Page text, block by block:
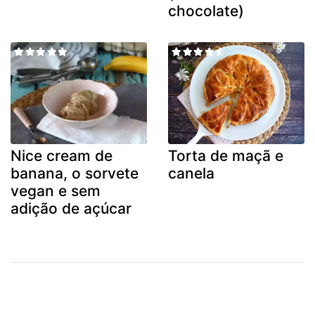
chocolate)
Nice cream de
banana, o sorvete
vegan e sem
adição de açúcar
Torta de maçã e
canela